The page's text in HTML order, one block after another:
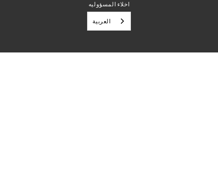
اخلاء المسؤوليه
العربية‏